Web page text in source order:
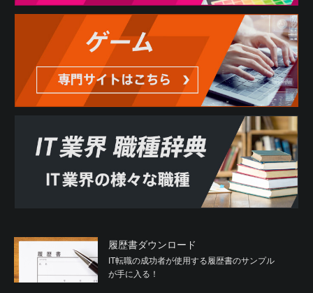
履歴書ダウンロード
IT転職の成功者が使用する履歴書のサンプル
が手に入る！